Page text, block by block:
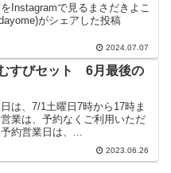
Instagramで見るまさだきよこ
がシェアした投稿
2024.07.07
すびセット 6月最後の
は、7/1土曜日7時から17時ま
業は、予約なくご利用いただ
約営業日は、...
2023.06.26